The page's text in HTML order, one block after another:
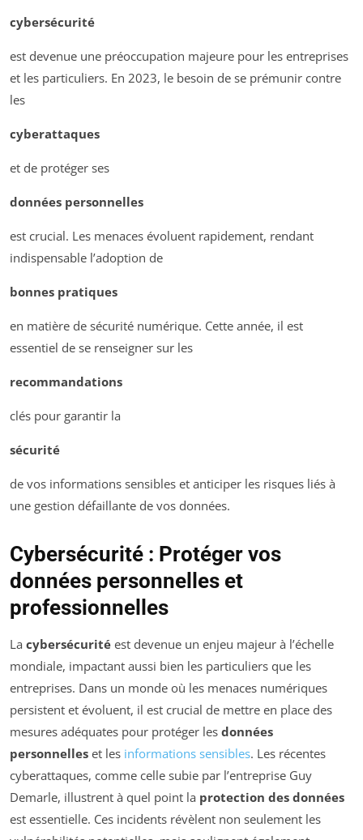
cybersécurité
est devenue une préoccupation majeure pour les entreprises
et les particuliers. En 2023, le besoin de se prémunir contre
les
cyberattaques
et de protéger ses
données personnelles
est crucial. Les menaces évoluent rapidement, rendant
indispensable l’adoption de
bonnes pratiques
en matière de sécurité numérique. Cette année, il est
essentiel de se renseigner sur les
recommandations
clés pour garantir la
sécurité
de vos informations sensibles et anticiper les risques liés à
une gestion défaillante de vos données.
Cybersécurité : Protéger vos
données personnelles et
professionnelles
La cybersécurité est devenue un enjeu majeur à l’échelle
mondiale, impactant aussi bien les particuliers que les
entreprises. Dans un monde où les menaces numériques
persistent et évoluent, il est crucial de mettre en place des
mesures adéquates pour protéger les données
personnelles et les informations sensibles. Les récentes
cyberattaques, comme celle subie par l’entreprise Guy
Demarle, illustrent à quel point la protection des données
est essentielle. Ces incidents révèlent non seulement les